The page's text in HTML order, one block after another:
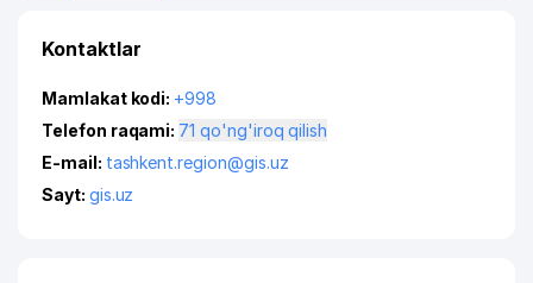
Kontaktlar
Mamlakat kodi: +998
Telefon raqami:
71 qo'ng'iroq qilish
E-mail: tashkent.region@gis.uz
Sayt: gis.uz